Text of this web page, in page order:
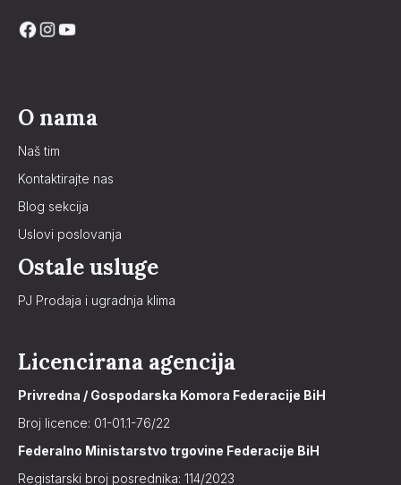
O nama
Naš tim
Kontaktirajte nas
Blog sekcija
Uslovi poslovanja
Ostale usluge
PJ Prodaja i ugradnja klima
Licencirana agencija
Privredna / Gospodarska Komora Federacije BiH
Broj licence: 01-01.1-76/22
Federalno Ministarstvo trgovine Federacije BiH
Registarski broj posrednika: 114/2023